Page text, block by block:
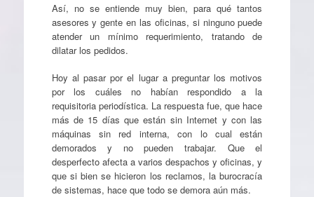
Así, no se entiende muy bien, para qué tantos
asesores y gente en las oficinas, si ninguno puede
atender un mínimo requerimiento, tratando de
dilatar los pedidos.
Hoy al pasar por el lugar a preguntar los motivos
por los cuáles no habían respondido a la
requisitoria periodística. La respuesta fue, que hace
más de 15 días que están sin Internet y con las
máquinas sin red interna, con lo cual están
demorados y no pueden trabajar. Que el
desperfecto afecta a varios despachos y oficinas, y
que si bien se hicieron los reclamos, la burocracía
de sistemas, hace que todo se demora aún más.